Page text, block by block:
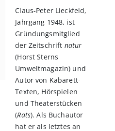
Claus-Peter Lieckfeld,
Jahrgang 1948, ist
Gründungsmitglied
der Zeitschrift natur
(Horst Sterns
Umweltmagazin) und
Autor von Kabarett-
Texten, Hörspielen
und Theaterstücken
(Rats). Als Buchautor
hat er als letztes an